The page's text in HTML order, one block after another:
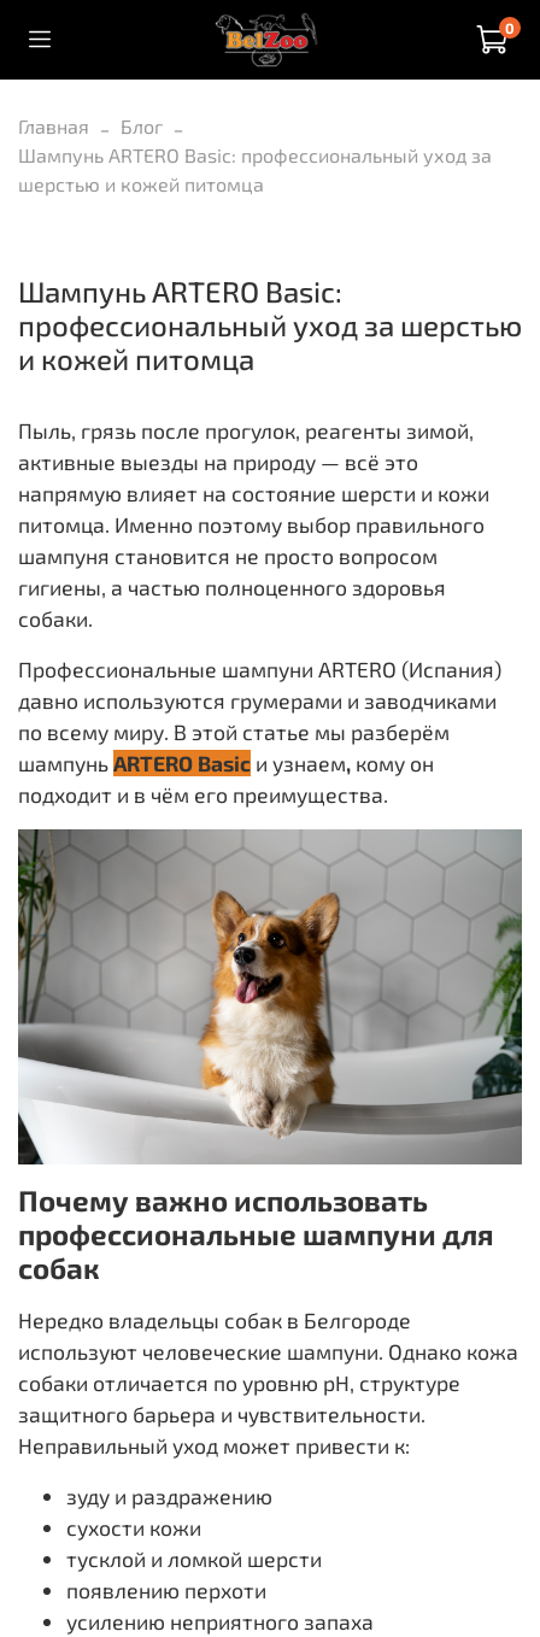
0
Главная
Блог
Шампунь ARTERO Basic: профессиональный уход за
шерстью и кожей питомца
Шампунь ARTERO Basic:
профессиональный уход за шерстью
и кожей питомца
Пыль, грязь после прогулок, реагенты зимой,
активные выезды на природу — всё это
напрямую влияет на состояние шерсти и кожи
питомца. Именно поэтому выбор правильного
шампуня становится не просто вопросом
гигиены, а частью полноценного здоровья
собаки.
Профессиональные шампуни ARTERO (Испания)
давно используются грумерами и заводчиками
по всему миру. В этой статье мы разберём
шампуньARTERO Basic и узнаем, кому он
подходит и в чём его преимущества.
Почему важно использовать
профессиональные шампуни для
собак
Нередко владельцы собак в Белгороде
используют человеческие шампуни. Однако кожа
собаки отличается по уровню pH, структуре
защитного барьера и чувствительности.
Неправильный уход может привести к:
зуду и раздражению
сухости кожи
тусклой и ломкой шерсти
появлению перхоти
усилению неприятного запаха